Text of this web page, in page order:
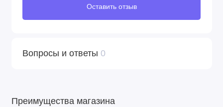
Оставить отзыв
Вопросы и ответы 0
Преимущества магазина